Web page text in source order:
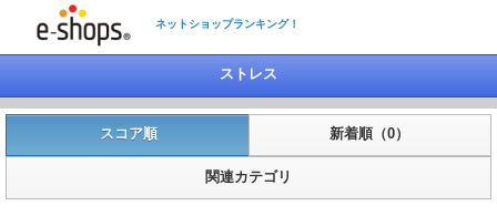
ネットショップランキング！
ストレス
スコア順 新着順（0）
関連カテゴリ